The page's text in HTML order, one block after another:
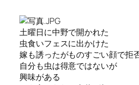
土曜日に中野で開かれた
虫食いフェスに出かけた
嫁も誘ったがものすごい顔で拒
自分も虫は得意ではないが
興味がある